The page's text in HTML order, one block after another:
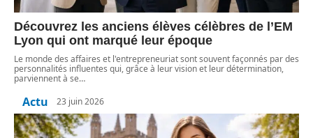
Découvrez les anciens élèves célèbres de l’EM
Lyon qui ont marqué leur époque
Le monde des affaires et l'entrepreneuriat sont souvent façonnés par des
personnalités influentes qui, grâce à leur vision et leur détermination,
parviennent à se…
Actu 23 juin 2026